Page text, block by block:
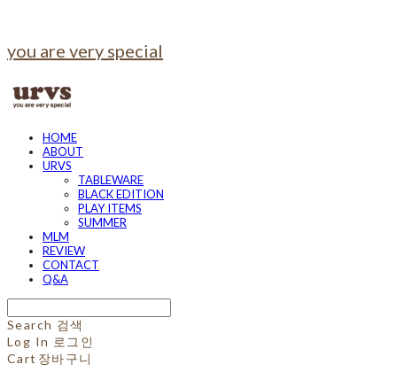
you are very special
HOME
ABOUT
URVS
TABLEWARE
BLACK EDITION
PLAY ITEMS
SUMMER
MLM
REVIEW
CONTACT
Q&A
Search 검색
Log In 로그인
Cart 장바구니